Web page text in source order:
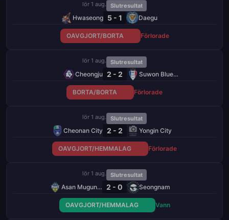
lör 1 aug. Slutresultat
Hwaseong 5 - 1 Daegu
OAVGJORT/BORTA Förlorade
lör 1 aug. Slutresultat
Cheongju 2 - 2 Suwon Bluewings
BORTA/BORTA Förlorade
lör 1 aug. Slutresultat
Cheonan City 2 - 2 Yongin City
OAVGJORT/HEMMALAG Förlorade
lör 1 aug. Slutresultat
Asan Mugunghwa 2 - 0 Seongnam
OAVGJORT/HEMMALAG Vann